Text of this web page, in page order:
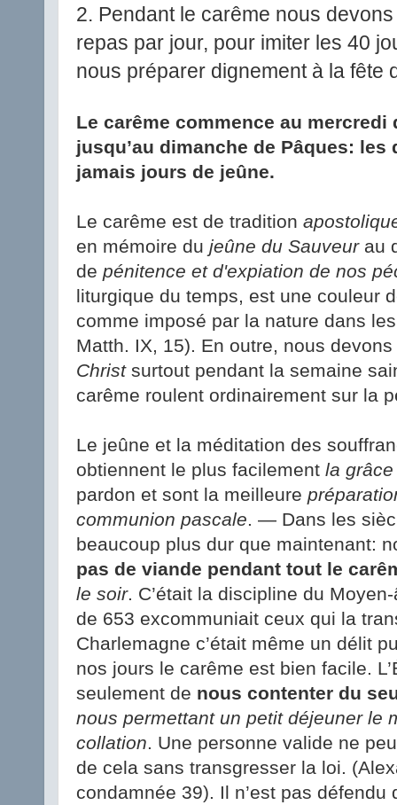
2. Pendant le carême nous
repas par jour, pour imiter les 40
nous préparer dignement à la fête
Le carême commence au mercredi
jusqu’au dimanche de Pâques:
jamais jours de jeûne.
Le carême est de tradition
en mémoire du jeûne du Sauveurau
de pénitence et d'expiation de nos
liturgique du temps, est une couleur
comme imposé par la nature dans
Matth. IX, 15). En outre, nous devons
Christsurtout pendant la semaine
carême roulent ordinairement sur la
Le jeûne et la méditation des
obtiennent le plus facilement la
pardon et sont la meilleure
communion pascale. — Dans les
beaucoup plus dur que maintenant:
pas de viande pendant tout le
le soir. C’était la discipline du
de 653 excommuniait ceux qui la
Charlemagne c’était même un délit
nos jours le carême est bien facile.
seulement de nous contenter du
nous permettant un petit déjeuner le
collation. Une personne valide ne
de cela sans transgresser la loi.
condamnée 39). Il n’est pas défendu